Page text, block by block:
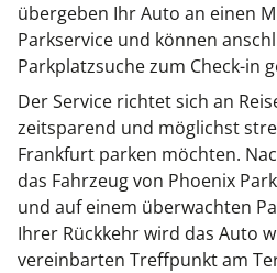
übergeben Ihr Auto an einen
Parkservice und können
Parkplatzsuche zum Check-in
Der Service richtet sich an
zeitsparend und möglichst
Frankfurt parken möchten.
das Fahrzeug von Phoenix
und auf einem überwachten
Ihrer Rückkehr wird das Auto
vereinbarten Treffpunkt am